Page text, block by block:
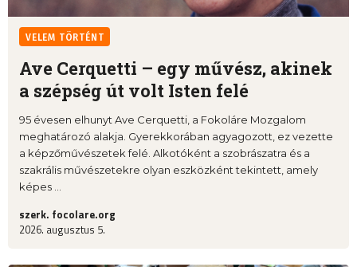
VELEM TÖRTÉNT
Ave Cerquetti – egy művész, akinek
a szépség út volt Isten felé
95 évesen elhunyt Ave Cerquetti, a Fokoláre Mozgalom
meghatározó alakja. Gyerekkorában agyagozott, ez vezette
a képzőművészetek felé. Alkotóként a szobrászatra és a
szakrális művészetekre olyan eszközként tekintett, amely
képes ...
szerk. focolare.org
2026. augusztus 5.